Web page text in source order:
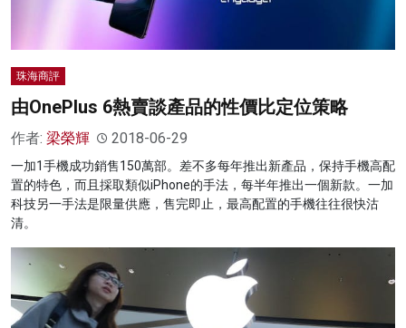
珠海商評
由OnePlus 6熱賣談產品的性價比定位策略
作者: 梁榮輝 2018-06-29
一加1手機成功銷售150萬部。差不多每年推出新產品，保持手機高配
置的特色，而且採取類似iPhone的手法，每半年推出一個新款。一加
科技另一手法是限量供應，售完即止，最高配置的手機往往很快沽
清。